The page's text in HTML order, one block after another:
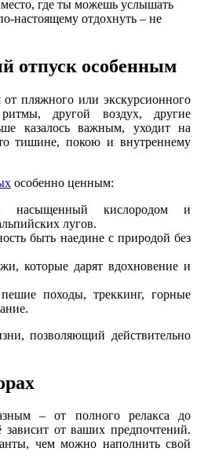
где ты можешь услышать
настоящему отдохнуть – не
отпуск особенным
от пляжного или экскурсионного
другой воздух, другие
казалось важным, уходит на
тишине, покою и внутреннему
особенно ценным:
насыщенный кислородом и
лугов.
быть наедине с природой без
которые дарят вдохновение и
походы, треккинг, горные
позволяющий действительно
– от полного релакса до
от ваших предпочтений.
чем можно наполнить свой